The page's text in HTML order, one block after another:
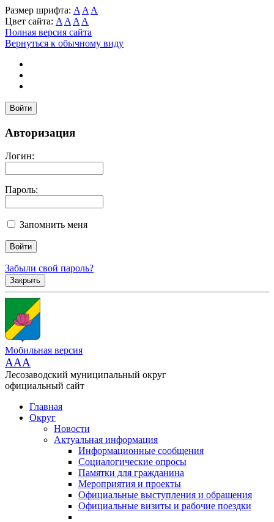
Размер шрифта: A A A
Цвет сайта: A A A A
Полная версия сайта
Вернуться к обычному виду
Войти
Авторизация
Логин:
Пароль:
Запомнить меня
Забыли свой пароль?
Закрыть
Мобильная версия
AAA
Лесозаводский муниципальный округ
официальный сайт
Главная
Округ
Новости
Актуальная информация
Информационные сообщения
Социалогические опросы
Памятки для гражданина
Мероприятия и проекты
Официальные выступления и обращения
Официальные визиты и рабочие поездки